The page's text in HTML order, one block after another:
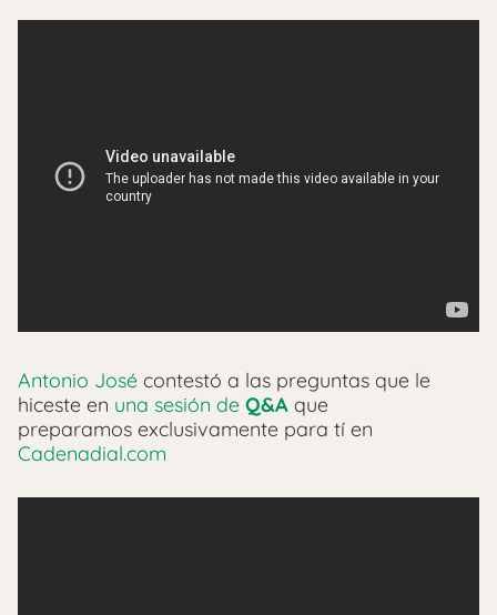
Antonio José contestó a las preguntas que le
hiceste en una sesión de Q&A que
preparamos exclusivamente para tí en
Cadenadial.com